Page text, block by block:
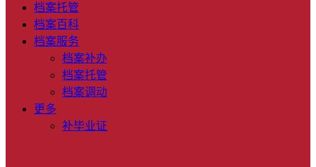
档案托管
档案百科
档案服务
档案补办
档案托管
档案调动
更多
补毕业证